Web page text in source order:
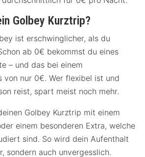
Golbey Kurztrip?
ist erschwinglicher, als du
ab 0€ bekommst du eines
– und das bei einem
von nur 0€. Wer flexibel ist und
reist, spart meist noch mehr.
Golbey Kurztrip mit einem
einem besonderen Extra, welche
sind. So wird dein Aufenthalt
sondern auch unvergesslich.